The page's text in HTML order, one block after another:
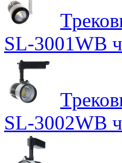
SL-3001WB
SL-3002WB